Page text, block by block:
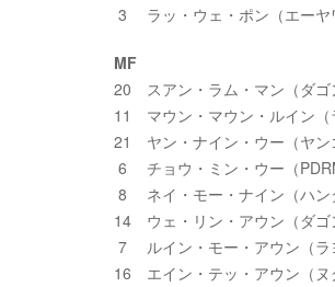
3 ラッ・ウェ・ポン（エーヤ
MF
20 スアン・ラム・マン（ダゴ
11 マウン・マウン・ルイン（
21 ヤン・ナイン・ウー（ヤン
6 チョウ・ミン・ウー（
8 ネイ・モー・ナイン（ハン
14 ウェ・リン・アウン（ダゴ
7 ルイン・モー・アウン（ラ
16 エイン・テッ・アウン（ヌ